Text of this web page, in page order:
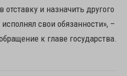
и назначить другого
свои обязанности», –
к главе государства.